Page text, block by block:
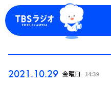
2021.10.29 金曜日 14:39